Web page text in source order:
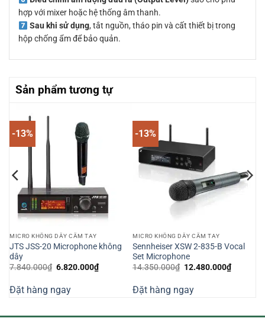
hợp với mixer hoặc hệ thống âm thanh.
Sau khi sử dụng, tắt nguồn, tháo pin và cất thiết bị trong
hộp chống ẩm để bảo quản.
Sản phẩm tương tự
-13%
MICRO KHÔNG DÂY CẦM TAY
JTS JSS-20 Microphone không
dây
7.840.000₫ Giá
7.840.000₫.
6.820.000₫Giá
hiện
6.820.000₫.
Đặt hàng ngay
-13%
MICRO KHÔNG DÂY CẦM TAY
Sennheiser XSW 2-835-B Vocal
Set Microphone
14.350.000₫ Giá
14.350.000₫.
12.480.000₫Giá
hiện
Đặt hàng ngay